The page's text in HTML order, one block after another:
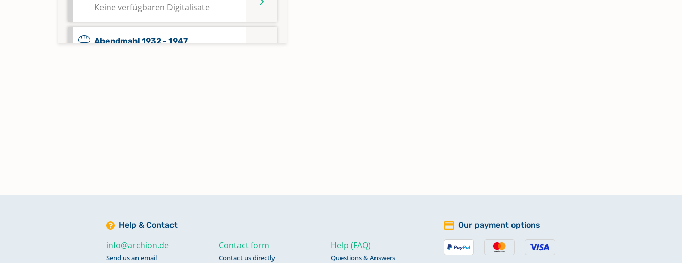
Keine verfügbaren Digitalisate
Abendmahl 1932 - 1947
Alphabetisches Register zu
Help & Contact
info@archion.de
Send us an email
Contact form
Contact us directly
Help (FAQ)
Questions & Answers
Our payment options